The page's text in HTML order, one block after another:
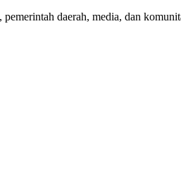
daerah, media, dan